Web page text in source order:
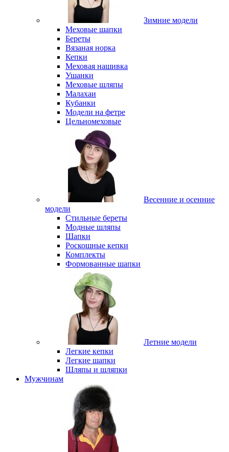
Зимние модели
Меховые шапки
Береты
Вязаная норка
Кепки
Меховая нашивка
Ушанки
Меховые шляпы
Малахаи
Кубанки
Модели на фетре
Цельномеховые
Весенние и осенние
модели
Стильные береты
Модные шляпы
Шапки
Роскошные кепки
Комплекты
Формованные шапки
Летние модели
Легкие кепки
Легкие шапки
Шляпы и шляпки
Мужчинам